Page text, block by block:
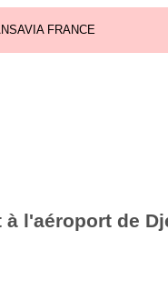
FRANCE
l'aéroport de